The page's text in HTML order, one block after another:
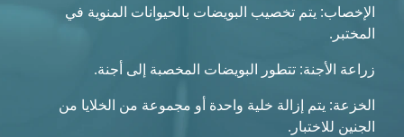
الإخصاب: يتم تخصيب البويضات بالحيوانات المنوية في
المختبر.
زراعة الأجنة: تتطور البويضات المخصبة إلى أجنة.
الخزعة: يتم إزالة خلية واحدة أو مجموعة من الخلايا من
الجنين للاختبار.